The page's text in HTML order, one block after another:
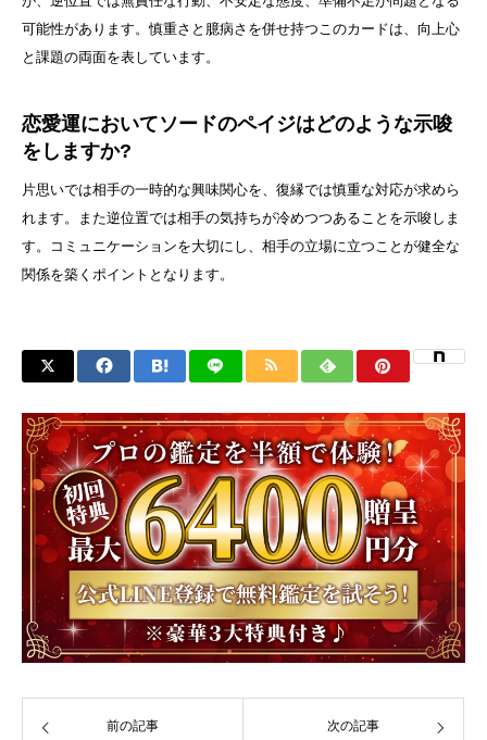
可能性があります。慎重さと臆病さを併せ持つこのカードは、向上心
と課題の両面を表しています。
恋愛運においてソードのペイジはどのような示唆
をしますか?
片思いでは相手の一時的な興味関心を、復縁では慎重な対応が求めら
れます。また逆位置では相手の気持ちが冷めつつあることを示唆しま
す。コミュニケーションを大切にし、相手の立場に立つことが健全な
関係を築くポイントとなります。
前の記事 次の記事